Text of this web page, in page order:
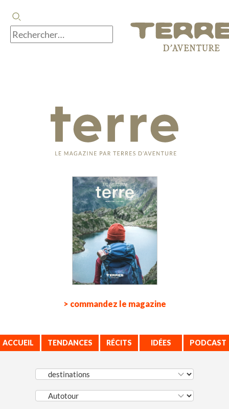
> commandez le magazine
ACCUEIL TENDANCES RÉCITS
IDÉES
PODCAST